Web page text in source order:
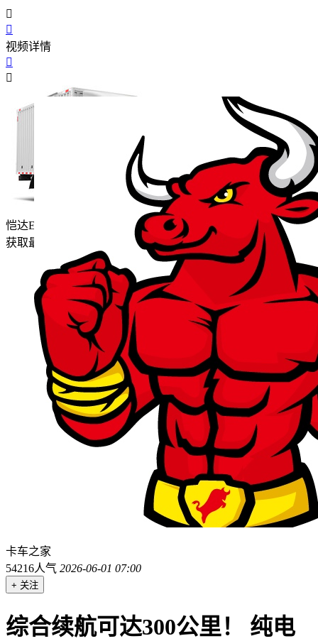


视频详情


恺达EX6(原帅铃i3)
获取最新报价
卡车之家
54216人气 2026-06-01 07:00
+ 关注
综合续航可达300公里！ 纯电